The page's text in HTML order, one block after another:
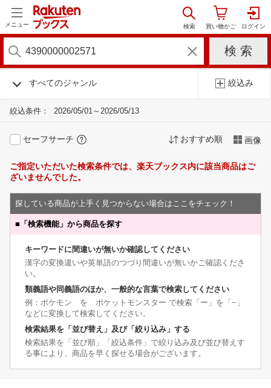
メニュー
すべてのジャンル 絞込み
絞込条件： 2026/05/01～2026/05/13
セーフサーチ おすすめ順 画像
ご指定いただいた検索条件では、楽天ブックス内に該当商品はご
ざいませんでした。
探している商品が上手く見つからない場合はここをチェック！
■ 「検索機能」から商品を探す
キーワードに間違いが無いか確認してください
漢字の変換違いや英単語のつづり間違いが無いかご確認くださ
い。
類義語や同義語のほか、一般的な言葉で検索してください
例：ポケモン を ポケットモンスター で検索「ー」を「−」
などに変換して検索してください。
検索結果を「並び替え」及び「絞り込み」する
検索結果を「並び順」「絞込条件」で絞り込み及び並び替えす
る事により、商品を早く探せる場合がございます。